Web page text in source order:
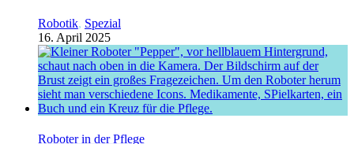
Robotik, Spezial
16. April 2025
Roboter in der Pflege